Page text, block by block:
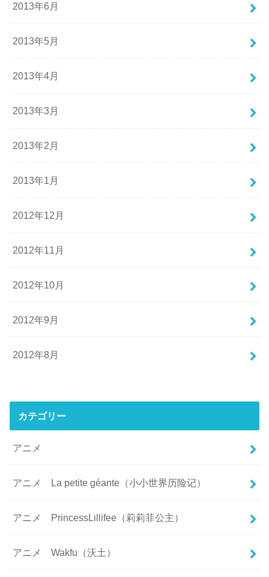
2013年6月
2013年5月
2013年4月
2013年3月
2013年2月
2013年1月
2012年12月
2012年11月
2012年10月
2012年9月
2012年8月
カテゴリー
アニメ
アニメ La petite géante（小小世界历险记）
アニメ PrincessLillifee（莉莉菲公主）
アニメ Wakfu（沃土）